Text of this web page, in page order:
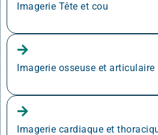
Imagerie Tête et cou
Imagerie osseuse et articulaire
Imagerie cardiaque et